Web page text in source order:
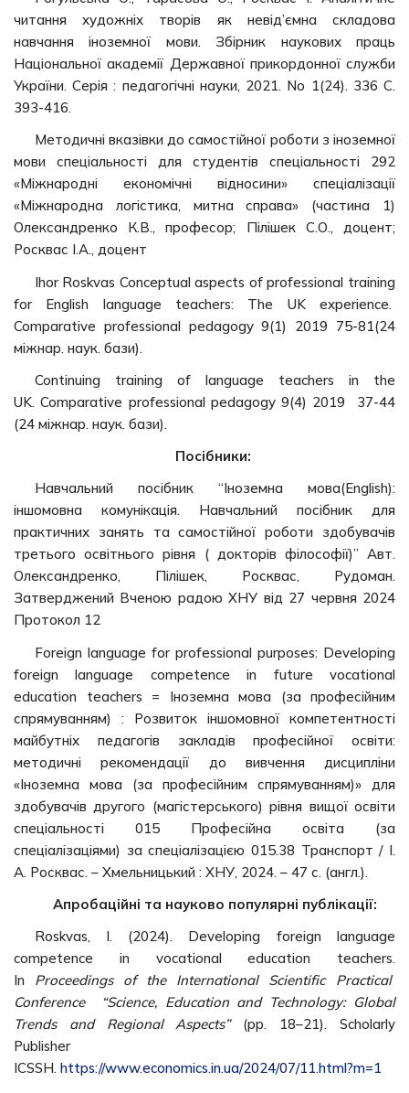
читання художніх творів як невід’ємна складова
навчання іноземної мови. Збірник наукових праць
Національної академії Державної прикордонної служби
України. Серія : педагогічні науки, 2021. No 1(24). 336 С.
393-416.
Методичні вказівки до самостійної роботи з іноземної
мови спеціальності для студентів спеціальності 292
«Міжнародні економічні відносини» спеціалізації
«Міжнародна логістика, митна справа» (частина 1)
Олександренко К.В., професор; Пілішек С.О., доцент;
Росквас І.А., доцент
Ihor Roskvas Conceptual aspects of professional training
for English language teachers: The UK experience.
Comparative professional pedagogy 9(1) 2019 75-81(24
міжнар. наук. бази).
Continuing training of language teachers in the
UK. Comparative professional pedagogy 9(4) 2019 37-44
(24 міжнар. наук. бази).
Посібники:
Навчальний посібник “Іноземна мова(English):
іншомовна комунікація. Навчальний посібник для
практичних занять та самостійної роботи здобувачів
третього освітнього рівня ( докторів філософії)” Авт.
Олександренко, Пілішек, Росквас, Рудоман.
Затверджений Вченою радою ХНУ від 27 червня 2024
Протокол 12
Foreign language for professional purposes: Developing
foreign language competence in future vocational
education teachers = Іноземна мова (за професійним
спрямуванням) : Розвиток іншомовної компетентності
майбутніх педагогів закладів професійної освіти:
методичні рекомендації до вивчення дисципліни
«Іноземна мова (за професійним спрямуванням)» для
здобувачів другого (магістерського) рівня вищої освіти
спеціальності 015 Професійна освіта (за
спеціалізаціями) за спеціалізацією 015.38 Транспорт / І.
А. Росквас. – Хмельницький : ХНУ, 2024. – 47 с. (англ.).
Апробаційні та науково популярні публікації:
Roskvas, I. (2024). Developing foreign language
competence in vocational education teachers.
In Proceedings of the International Scіentіfіс Practical
Conference “Science, Education and Technology: Global
Trends and Regional Aspects”(pp. 18–21). Scholarly
Publisher
ICSSH. https://www.economics.in.ua/2024/07/11.html?m=1